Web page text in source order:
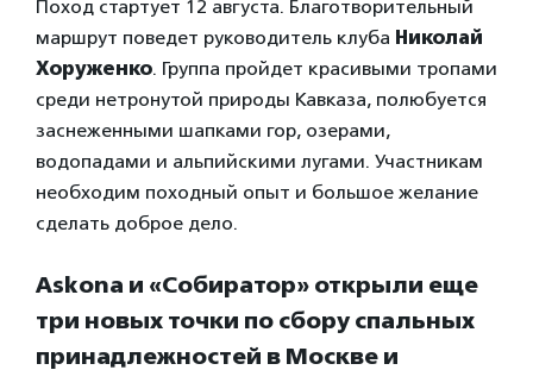
Поход стартует 12 августа. Благотворительный
маршрут поведет руководитель клуба Николай
Хоруженко. Группа пройдет красивыми тропами
среди нетронутой природы Кавказа, полюбуется
заснеженными шапками гор, озерами,
водопадами и альпийскими лугами. Участникам
необходим походный опыт и большое желание
сделать доброе дело.
Askona и «Собиратор» открыли еще
три новых точки по сбору спальных
принадлежностей в Москве и